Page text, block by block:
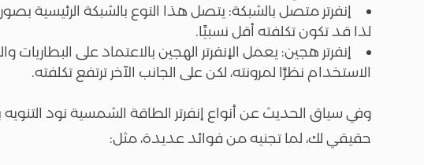
إنفرتر متصل بالشبكة: يتصل هذا النوع بالشبكة الرئيسية
لذا قد تكون تكلفته أقل نسبيًا.
إنفرتر هجين: يعمل الإنفرتر الهجين بالاعتماد على البطاريات
الاستخدام نظرًا لمرونته، لكن على الجانب الآخر ترتفع تكلفته.
وفي سياق الحديث عن أنواع إنفرتر الطاقة الشمسية نود التنويه
حقيقي لك، لما تجنيه من فوائد عديدة، مثل: